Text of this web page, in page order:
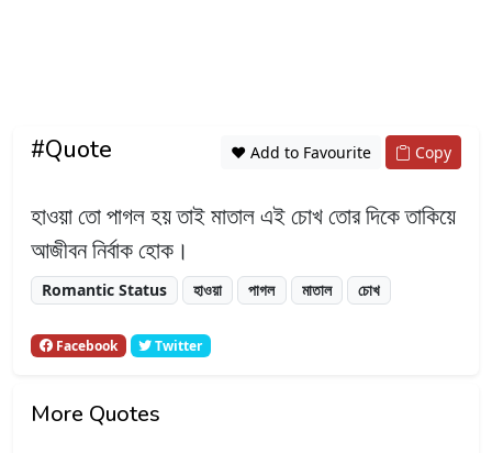
#Quote ❤️ Add to Favourite Copy
হাওয়া তো পাগল হয় তাই মাতাল এই চোখ তোর দিকে তাকিয়ে
আজীবন নির্বাক হোক।
Romantic Status হাওয়া পাগল মাতাল চোখ
Facebook Twitter
More Quotes